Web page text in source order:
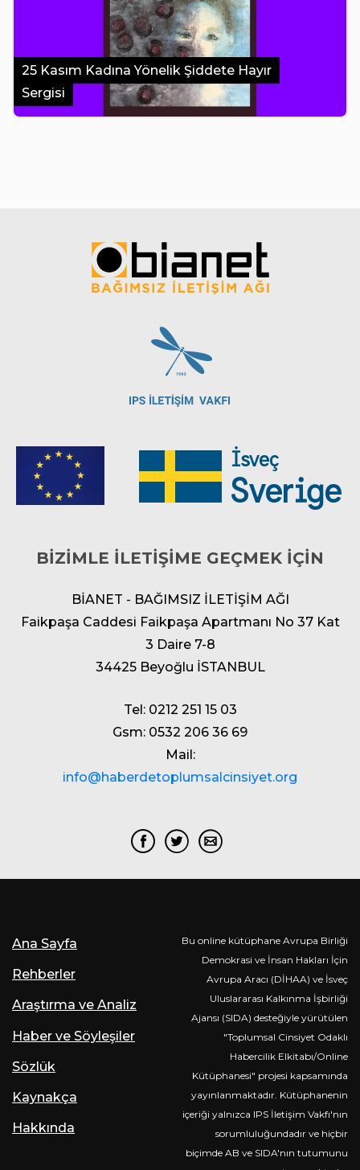
25 Kasım Kadına Yönelik Şiddete Hayır
Sergisi
BİZİMLE İLETİŞİME GEÇMEK İÇİN
BİANET - BAĞIMSIZ İLETİŞİM AĞI
Faikpaşa Caddesi Faikpaşa Apartmanı No 37 Kat
3 Daire 7-8
34425 Beyoğlu İSTANBUL
Tel: 0212 251 15 03
Gsm: 0532 206 36 69
Mail:
info@haberdetoplumsalcinsiyet.org
Ana Sayfa
Rehberler
Araştırma ve Analiz
Haber ve Söyleşiler
Sözlük
Kaynakça
Hakkında
Bu online kütüphane Avrupa Birliği
Demokrasi ve İnsan Hakları İçin
Avrupa Aracı (DİHAA) ve İsveç
Uluslararası Kalkınma İşbirliği
Ajansı (SIDA) desteğiyle yürütülen
"Toplumsal Cinsiyet Odaklı
Habercilik Elkitabı/Online
Kütüphanesi" projesi kapsamında
yayınlanmaktadır. Kütüphanenin
içeriği yalnızca IPS İletişim Vakfı'nın
sorumluluğundadır ve hiçbir
biçimde AB ve SIDA'nın tutumunu